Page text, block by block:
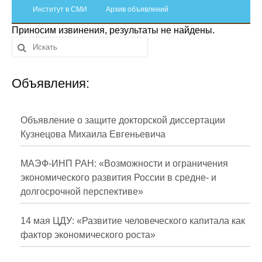
Отчетность
Противодействие коррупции
Материалы для СМИ
Публикации
Научная жизнь
Проблемы прогнозирования
О журнале
Номера журналов
Институт в СМИ Архив объявлений
Приносим извинения, результаты не найдены.
Объявления:
Объявление о защите докторской диссертации
Кузнецова Михаила Евгеньевича
МАЭФ-ИНП РАН: «Возможности и ограничения
экономического развития России в средне- и
долгосрочной перспективе»
14 мая ЦДУ: «Развитие человеческого капитала как
фактор экономического роста»